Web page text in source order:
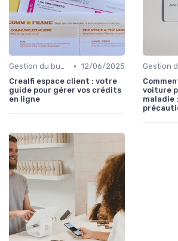
Gestion du budget • 12/06/2025
Crealfi espace client : votre
guide pour gérer vos crédits
en ligne
voiture
maladie